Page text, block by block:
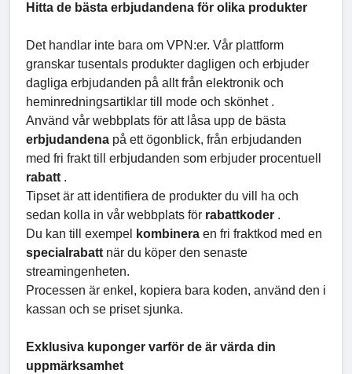
Hitta de bästa erbjudandena för olika produkter
Det handlar inte bara om VPN:er. Vår plattform
granskar tusentals produkter dagligen och erbjuder
dagliga erbjudanden på allt från elektronik och
heminredningsartiklar till mode och skönhet .
Använd vår webbplats för att låsa upp de bästa
erbjudandena på ett ögonblick, från erbjudanden
med fri frakt till erbjudanden som erbjuder procentuell
rabatt .
Tipset är att identifiera de produkter du vill ha och
sedan kolla in vår webbplats för rabattkoder .
Du kan till exempel
kombinera en fri fraktkod med en
specialrabatt när du köper den senaste
streamingenheten.
Processen är enkel, kopiera bara koden, använd den i
kassan och se priset sjunka.
Exklusiva kuponger varför de är värda din
uppmärksamhet